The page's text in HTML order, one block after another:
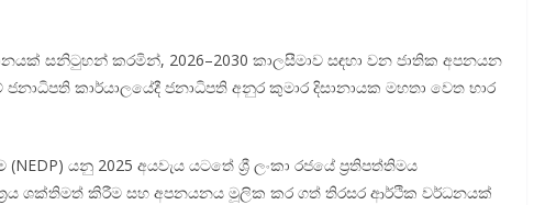
සනිටුහන් කරමින්, 2026–2030 කාලසීමාව සඳහා වන ජාතික අපනයන
ජනාධිපති කාර්යාලයේදී ජනාධිපති අනුර කුමාර දිසානායක මහතා වෙත භාර
යනු 2025 අයවැය යටතේ ශ්‍රී ලංකා රජයේ ප්‍රතිපත්තිමය
ශක්තිමත් කිරීම සහ අපනයනය මූලික කර ගත් තිරසර ආර්ථික වර්ධනයක්